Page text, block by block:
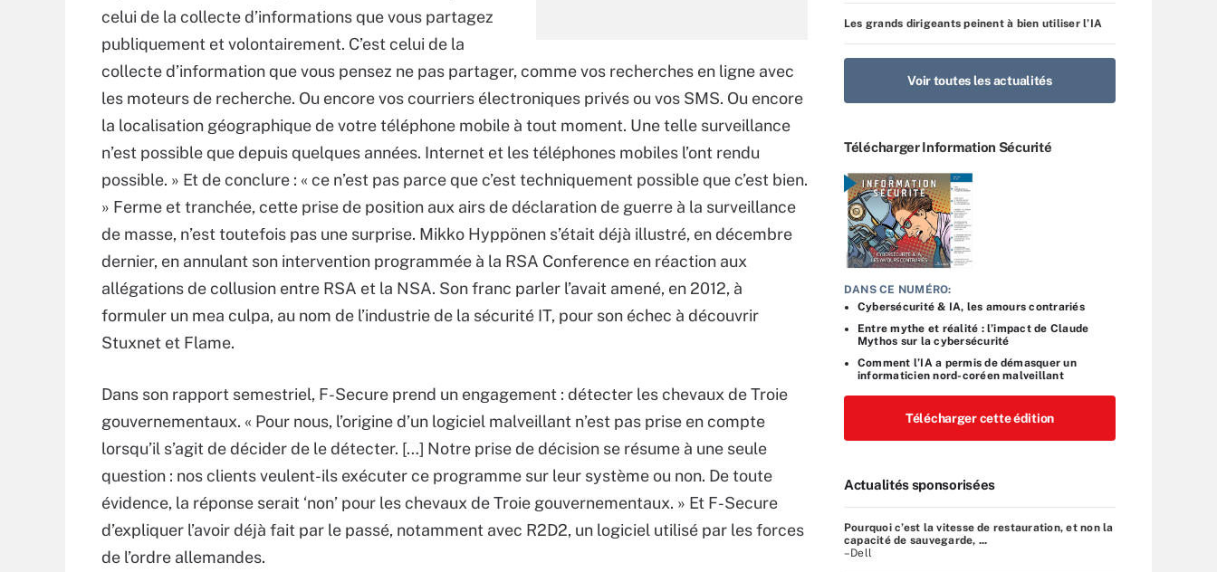
celui de la collecte d’informations que vous partagez
publiquement et volontairement. C’est celui de la
collecte d’information que vous pensez ne pas partager, comme vos recherches en ligne avec
les moteurs de recherche. Ou encore vos courriers électroniques privés ou vos SMS. Ou encore
la localisation géographique de votre téléphone mobile à tout moment. Une telle surveillance
n’est possible que depuis quelques années. Internet et les téléphones mobiles l’ont rendu
possible. » Et de conclure : « ce n’est pas parce que c’est techniquement possible que c’est bien.
» Ferme et tranchée, cette prise de position aux airs de déclaration de guerre à la surveillance
de masse, n’est toutefois pas une surprise. Mikko Hyppönen s’était déjà illustré, en décembre
dernier, en annulant son intervention programmée à la RSA Conference en réaction aux
allégations de collusion entre RSA et la NSA. Son franc parler l’avait amené, en 2012, à
formuler un mea culpa, au nom de l’industrie de la sécurité IT, pour son échec à découvrir
Stuxnet et Flame.
Dans son rapport semestriel, F-Secure prend un engagement : détecter les chevaux de Troie
gouvernementaux. « Pour nous, l’origine d’un logiciel malveillant n’est pas prise en compte
lorsqu’il s’agit de décider de le détecter. […] Notre prise de décision se résume à une seule
question : nos clients veulent-ils exécuter ce programme sur leur système ou non. De toute
évidence, la réponse serait ‘non’ pour les chevaux de Troie gouvernementaux. » Et F-Secure
d’expliquer l’avoir déjà fait par le passé, notamment avec R2D2, un logiciel utilisé par les forces
de l’ordre allemandes.
Les grands dirigeants peinent à bien utiliser l’IA
Voir toutes les actualités
Télécharger Information Sécurité
DANS CE NUMÉRO:
Cybersécurité & IA, les amours contrariés
Entre mythe et réalité : l’impact de Claude
Mythos sur la cybersécurité
Comment l’IA a permis de démasquer un
informaticien nord-coréen malveillant
Télécharger cette édition
Actualités sponsorisées
Pourquoi c’est la vitesse de restauration, et non la
capacité de sauvegarde, ...
–Dell